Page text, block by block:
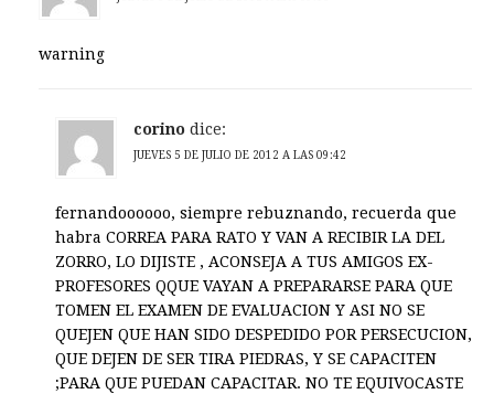
warning
corino dice:
JUEVES 5 DE JULIO DE 2012 A LAS 09:42
fernandoooooo, siempre rebuznando, recuerda que
habra CORREA PARA RATO Y VAN A RECIBIR LA DEL
ZORRO, LO DIJISTE , ACONSEJA A TUS AMIGOS EX-
PROFESORES QQUE VAYAN A PREPARARSE PARA QUE
TOMEN EL EXAMEN DE EVALUACION Y ASI NO SE
QUEJEN QUE HAN SIDO DESPEDIDO POR PERSECUCION,
QUE DEJEN DE SER TIRA PIEDRAS, Y SE CAPACITEN
;PARA QUE PUEDAN CAPACITAR. NO TE EQUIVOCASTE